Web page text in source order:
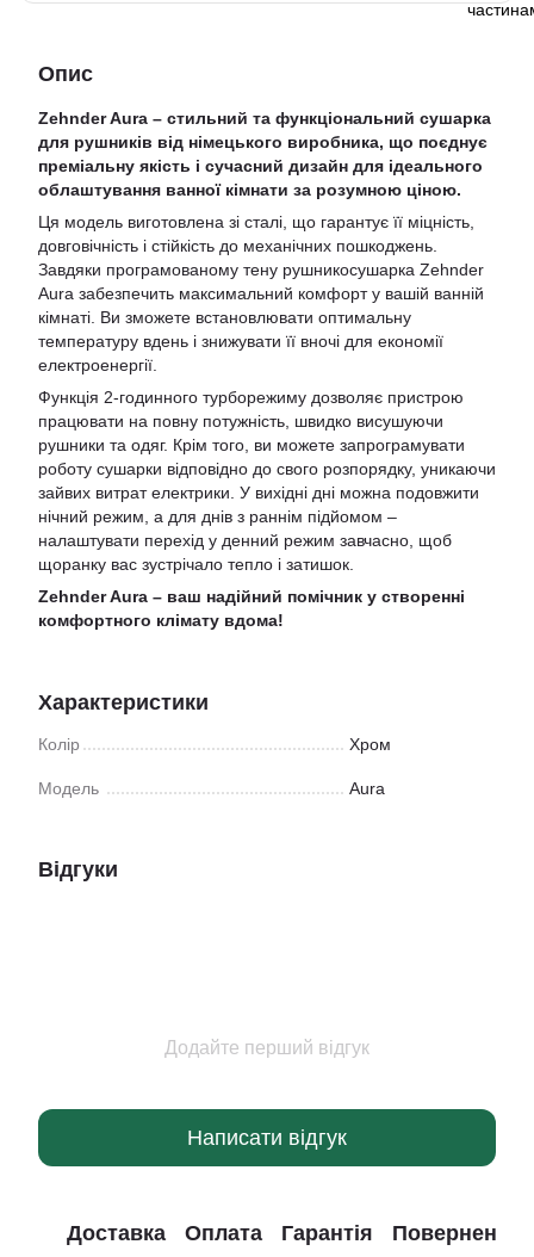
Опис
Zehnder Aura – стильний та функціональний сушарка
для рушників від німецького виробника, що поєднує
преміальну якість і сучасний дизайн для ідеального
облаштування ванної кімнати за розумною ціною.
Ця модель виготовлена зі сталі, що гарантує її міцність,
довговічність і стійкість до механічних пошкоджень.
Завдяки програмованому тену рушникосушарка Zehnder
Aura забезпечить максимальний комфорт у вашій ванній
кімнаті. Ви зможете встановлювати оптимальну
температуру вдень і знижувати її вночі для економії
електроенергії.
Функція 2-годинного турборежиму дозволяє пристрою
працювати на повну потужність, швидко висушуючи
рушники та одяг. Крім того, ви можете запрограмувати
роботу сушарки відповідно до свого розпорядку, уникаючи
зайвих витрат електрики. У вихідні дні можна подовжити
нічний режим, а для днів з раннім підйомом –
налаштувати перехід у денний режим завчасно, щоб
щоранку вас зустрічало тепло і затишок.
Zehnder Aura – ваш надійний помічник у створенні
комфортного клімату вдома!
Характеристики
Колір Хром
Модель Aura
Відгуки
Додайте перший відгук
Написати відгук
Доставка Оплата Гарантія Повернення